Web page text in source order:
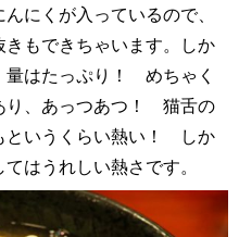
にくが入っているので、
もできちゃいます。しか
量はたっぷり！ めちゃく
、あっつあつ！ 猫舌の
というくらい熱い！ しか
はうれしい熱さです。